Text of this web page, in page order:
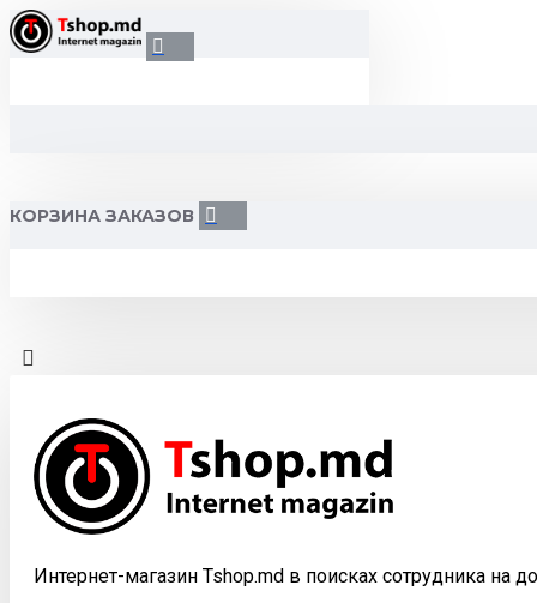
КОРЗИНА ЗАКАЗОВ
Интернет-магазин Tshop.md в поисках сотрудника на